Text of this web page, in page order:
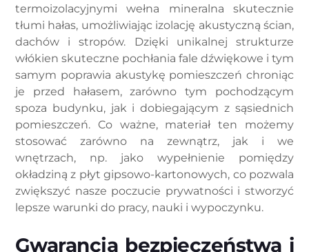
termoizolacyjnymi wełna mineralna skutecznie
tłumi hałas, umożliwiając izolację akustyczną ścian,
dachów i stropów. Dzięki unikalnej strukturze
włókien skuteczne pochłania fale dźwiękowe i tym
samym poprawia akustykę pomieszczeń chroniąc
je przed hałasem, zarówno tym pochodzącym
spoza budynku, jak i dobiegającym z sąsiednich
pomieszczeń. Co ważne, materiał ten możemy
stosować zarówno na zewnątrz, jak i we
wnętrzach, np. jako wypełnienie pomiędzy
okładziną z płyt gipsowo-kartonowych, co pozwala
zwiększyć nasze poczucie prywatności i stworzyć
lepsze warunki do pracy, nauki i wypoczynku.
Gwarancja bezpieczeństwa i